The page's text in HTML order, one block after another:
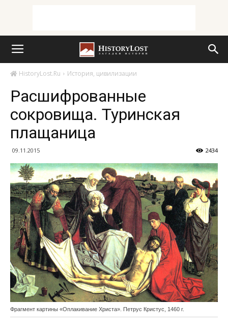
HistoryLost.Ru История, цивилизации
Расшифрованные
сокровища. Туринская
плащаница
09.11.2015 2434
Фрагмент картины «Оплакивание Христа». Петрус Кристус, 1460 г.